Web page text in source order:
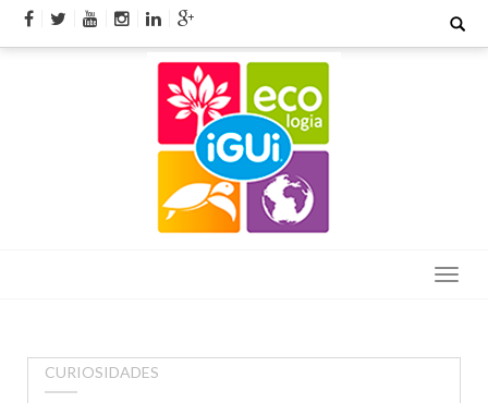
Skip
Search
CURIOSIDADES